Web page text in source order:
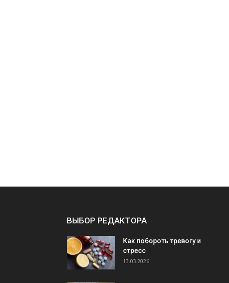
ВЫБОР РЕДАКТОРА
Как побороть тревогу и
стресс
13.03.2026